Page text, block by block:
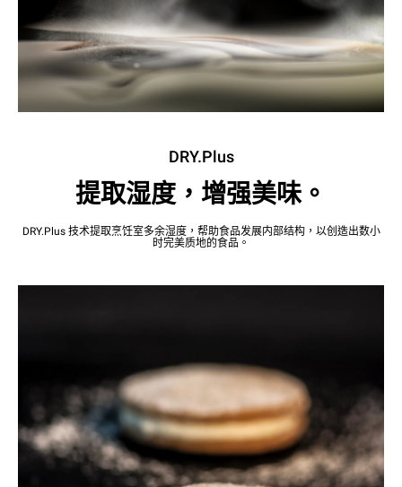
DRY.Plus
提取湿度，增强美味。
DRY.Plus 技术提取烹饪室多余湿度，帮助食品发展内部结构，以创造出数小
时完美质地的食品。